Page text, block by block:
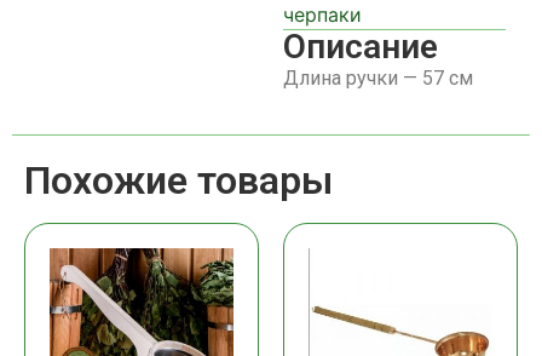
черпаки
Описание
Длина ручки — 57 см
Похожие товары